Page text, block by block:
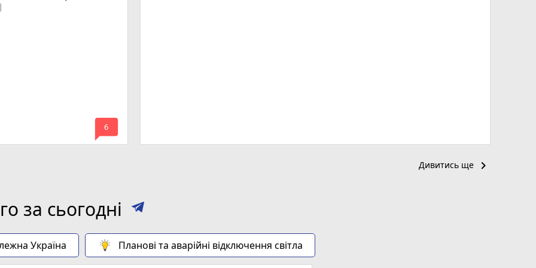
mode_comment
6
Дивитись ще keyboard_arrow_right
за сьогодні
Україна Планові та аварійні відключення світла